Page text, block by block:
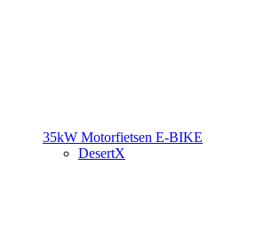
35kW Motorfietsen E-BIKE
DesertX